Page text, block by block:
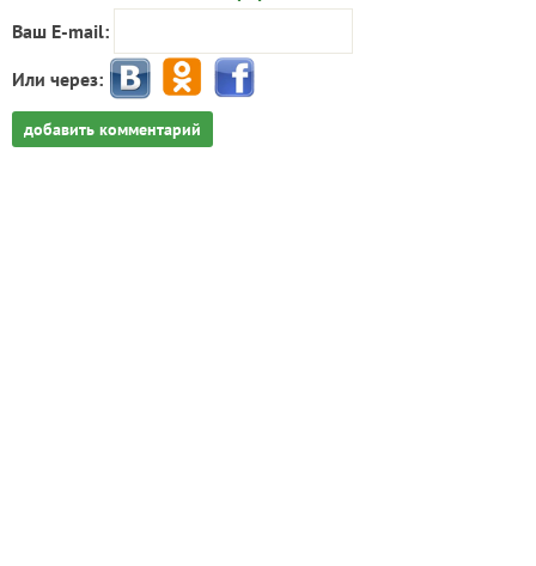
Ваш E-mail:
Или через:
добавить комментарий